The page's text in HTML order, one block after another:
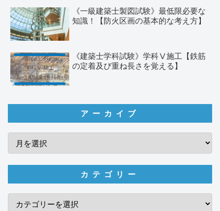
《一級建築士製図試験》最低限必要な
知識！【防火区画の基本的な考え方】
《建築士学科試験》学科Ⅴ施工【鉄筋
の定着及び重ね長さを覚える】
アーカイブ
カテゴリー